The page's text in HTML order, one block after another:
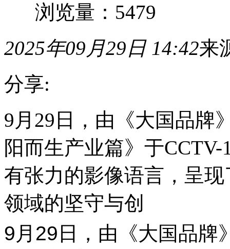
浏览量：5479
2025年09月29日 14:42来
分享:
9月29日，由《大国品牌
阳而生产业篇》于
有张力的影像语言，呈
领域的坚守与创
9月29日，由《大国品牌